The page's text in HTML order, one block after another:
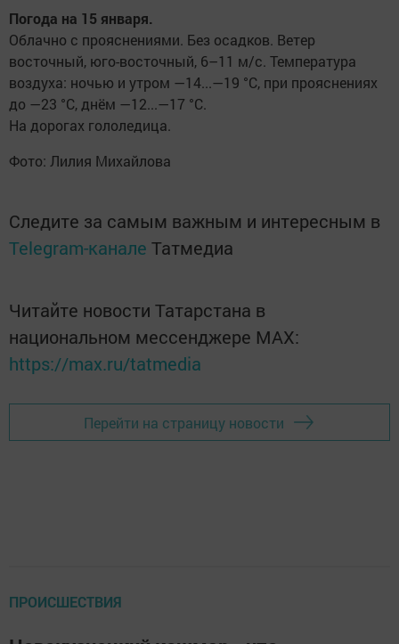
Погода на 15 января.
Облачно с прояснениями. Без осадков. Ветер
восточный, юго-восточный, 6–11 м/с. Температура
воздуха: ночью и утром —14...—19 °C, при прояснениях
до —23 °C, днём —12...—17 °C.
На дорогах гололедица.
Фото: Лилия Михайлова
Следите за самым важным и интересным в
Telegram-канале Татмедиа
Читайте новости Татарстана в
национальном мессенджере MАХ:
https://max.ru/tatmedia
Перейти на страницу новости
ПРОИСШЕСТВИЯ